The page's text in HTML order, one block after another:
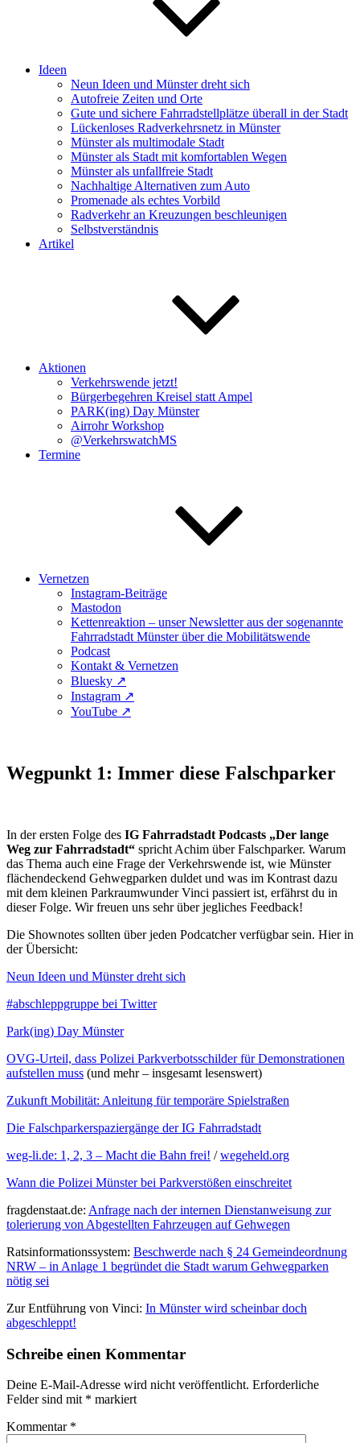
Ideen
Neun Ideen und Münster dreht sich
Autofreie Zeiten und Orte
Gute und sichere Fahrradstellplätze überall in der Stadt
Lückenloses Radverkehrsnetz in Münster
Münster als multimodale Stadt
Münster als Stadt mit komfortablen Wegen
Münster als unfallfreie Stadt
Nachhaltige Alternativen zum Auto
Promenade als echtes Vorbild
Radverkehr an Kreuzungen beschleunigen
Selbstverständnis
Artikel
Aktionen
Verkehrswende jetzt!
Bürgerbegehren Kreisel statt Ampel
PARK(ing) Day Münster
Airrohr Workshop
@VerkehrswatchMS
Termine
Vernetzen
Instagram-Beiträge
Mastodon
Kettenreaktion – unser Newsletter aus der sogenannte
Fahrradstadt Münster über die Mobilitätswende
Podcast
Kontakt & Vernetzen
Bluesky ↗️
Instagram ↗️
YouTube ↗️
Wegpunkt 1: Immer diese Falschparker
In der ersten Folge des IG Fahrradstadt Podcasts „Der lange
Weg zur Fahrradstadt“ spricht Achim über Falschparker. Warum
das Thema auch eine Frage der Verkehrswende ist, wie Münster
flächendeckend Gehwegparken duldet und was im Kontrast dazu
mit dem kleinen Parkraumwunder Vinci passiert ist, erfährst du in
dieser Folge. Wir freuen uns sehr über jegliches Feedback!
Die Shownotes sollten über jeden Podcatcher verfügbar sein. Hier in
der Übersicht:
Neun Ideen und Münster dreht sich
#abschleppgruppe bei Twitter
Park(ing) Day Münster
OVG-Urteil, dass Polizei Parkverbotsschilder für Demonstrationen
aufstellen muss (und mehr – insgesamt lesenswert)
Zukunft Mobilität: Anleitung für temporäre Spielstraßen
Die Falschparkerspaziergänge der IG Fahrradstadt
weg-li.de: 1, 2, 3 – Macht die Bahn frei! /wegeheld.org
Wann die Polizei Münster bei Parkverstößen einschreitet
fragdenstaat.de: Anfrage nach der internen Dienstanweisung zur
tolerierung von Abgestellten Fahrzeugen auf Gehwegen
Ratsinformationssystem: Beschwerde nach § 24 Gemeindeordnung
NRW – in Anlage 1 begründet die Stadt warum Gehwegparken
nötig sei
Zur Entführung von Vinci: In Münster wird scheinbar doch
abgeschleppt!
Schreibe einen Kommentar
Deine E-Mail-Adresse wird nicht veröffentlicht. Erforderliche
Felder sind mit * markiert
Kommentar *